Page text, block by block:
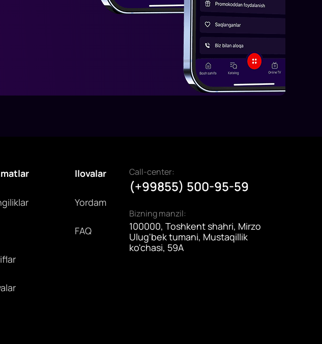
Ilovalar
Yordam
FAQ
Call-center:
(+99855) 500-95-59
Bizning manzil:
100000, Toshkent shahri, Mirzo
Ulug'bek tumani, Mustaqillik
ko'chasi, 59A